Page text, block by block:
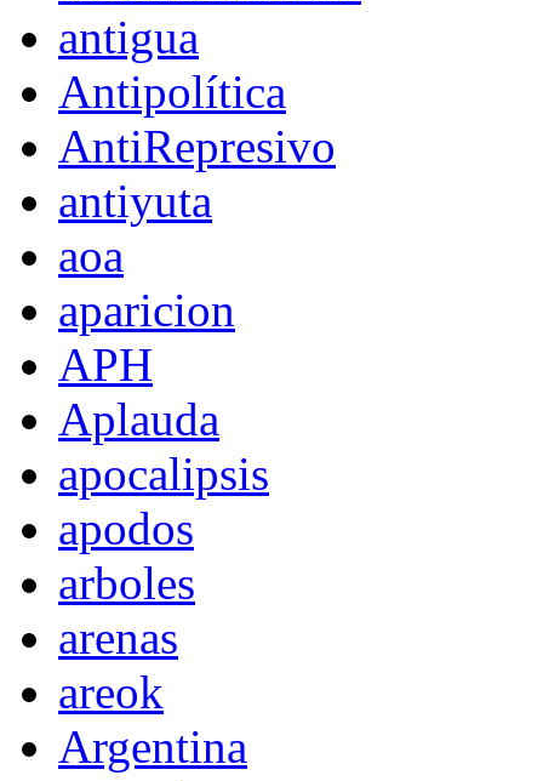
antigua
Antipolítica
AntiRepresivo
antiyuta
aoa
aparicion
APH
Aplauda
apocalipsis
apodos
arboles
arenas
areok
Argentina